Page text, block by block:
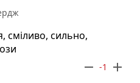
сміливо, сильно,
remove -1 add